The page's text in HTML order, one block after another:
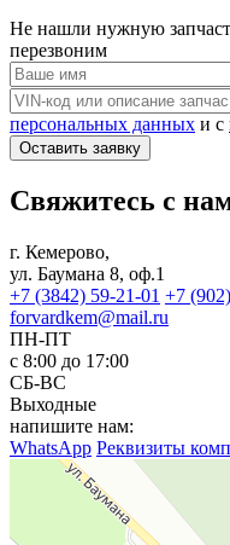
Не нашли нужную
перезвоним
персональных данных и с
Оставить заявку
Свяжитесь с
г. Кемерово,
ул. Баумана 8, оф.1
+7 (3842) 59-21-01 +7
forvardkem@mail.ru
ПН-ПТ
с 8:00 до 17:00
СБ-ВС
Выходные
напишите нам:
WhatsApp Реквизиты